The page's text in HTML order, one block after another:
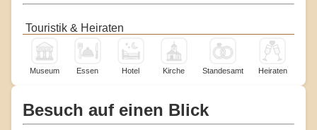
Touristik & Heiraten
Museum Essen Hotel Kirche Standesamt Heiraten
Besuch auf einen Blick